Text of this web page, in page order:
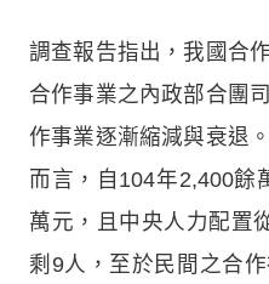
調查報告指出，我國合
合作事業之內政部合團
作事業逐漸縮減與衰退
而言，自104年2,400餘
萬元，且中央人力配置
剩9人，至於民間之合